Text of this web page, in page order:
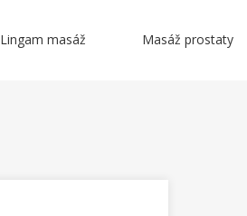
Lingam masáž Masáž prostaty